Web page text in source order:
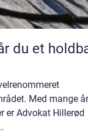
du et
Med mange
er Advokat Hillerød